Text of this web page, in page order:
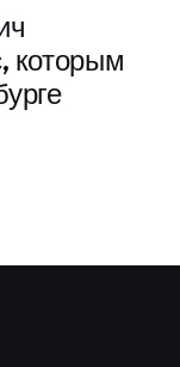
которым